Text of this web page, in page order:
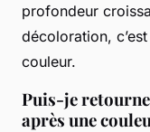
profondeur
décoloration,
couleur.
Puis-je
après une